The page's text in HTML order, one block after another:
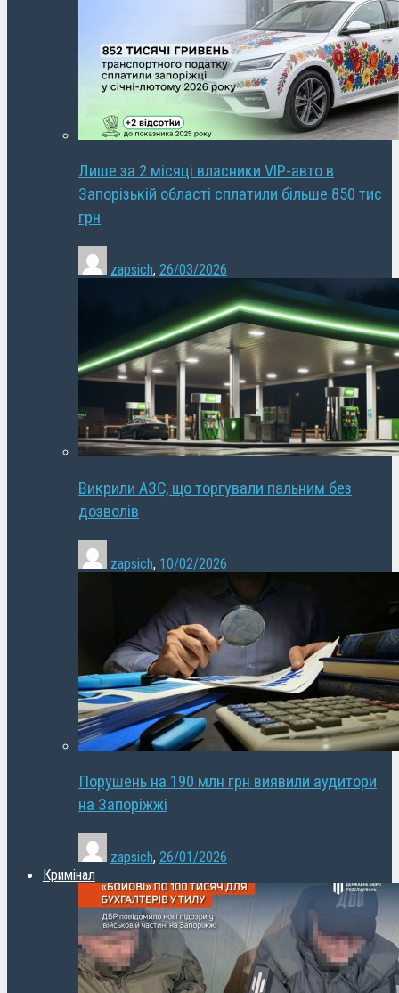
Лише за 2 місяці власники VIP-авто в
Запорізькій області сплатили більше 850 тис
грн
zapsich, 26/03/2026
Викрили АЗС, що торгували пальним без
дозволів
zapsich, 10/02/2026
Порушень на 190 млн грн виявили аудитори
на Запоріжжі
zapsich, 26/01/2026
Кримінал